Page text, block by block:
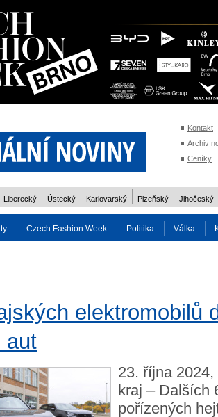
Kontakt
Archiv
Ceníky
Liberecký Ústecký Karlovarský Plzeňský Jihočeský
Czech Fashion Week Politika Válka
elektromobilů
aut
23. října
kraj – Dalších
pořízených